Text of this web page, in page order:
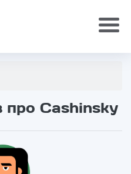
про Cashinsky